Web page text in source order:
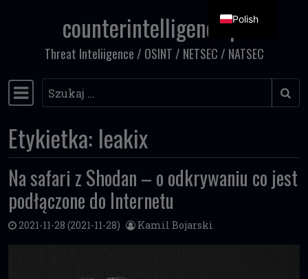
Przejdź do treścicounterintelligence.pl
Threat Inteliigence / OSINT / NETSEC / NATSEC
Główna nawigacja
Szukaj
Etykietka: leakix
Na safari z Shodan – o odkrywaniu co jest
podłączone do Internetu
2021-11-28 (2021-11-28) Kamil Bojarski
Polish